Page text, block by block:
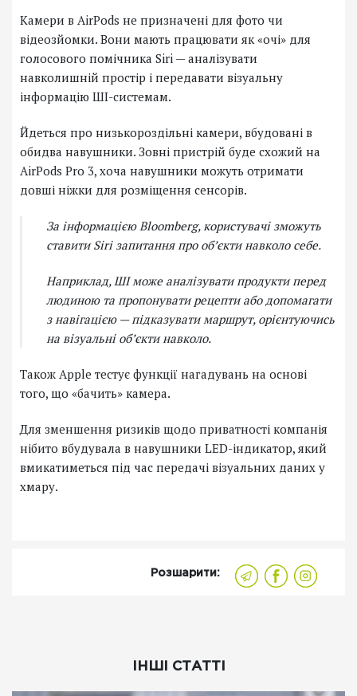
Камери в AirPods не призначені для фото чи
відеозйомки. Вони мають працювати як «очі» для
голосового помічника Siri — аналізувати
навколишній простір і передавати візуальну
інформацію ШІ-системам.
Йдеться про низькороздільні камери, вбудовані в
обидва навушники. Зовні пристрій буде схожий на
AirPods Pro 3, хоча навушники можуть отримати
довші ніжки для розміщення сенсорів.
За інформацією Bloomberg, користувачі зможуть
ставити Siri запитання про об’єкти навколо себе.
Наприклад, ШІ може аналізувати продукти перед
людиною та пропонувати рецепти або допомагати
з навігацією — підказувати маршрут, орієнтуючись
на візуальні об’єкти навколо.
Також Apple тестує функції нагадувань на основі
того, що «бачить» камера.
Для зменшення ризиків щодо приватності компанія
нібито вбудувала в навушники LED-індикатор, який
вмикатиметься під час передачі візуальних даних у
хмару.
Розшарити:
ІНШІ СТАТТІ